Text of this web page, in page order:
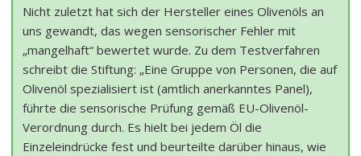
Nicht zuletzt hat sich der Hersteller eines Olivenöls an
uns gewandt, das wegen sensorischer Fehler mit
„mangelhaft“ bewertet wurde. Zu dem Testverfahren
schreibt die Stiftung: „Eine Gruppe von Personen, die auf
Olivenöl spezialisiert ist (amtlich anerkanntes Panel),
führte die sensorische Prüfung gemäß EU-Olivenöl-
Verordnung durch. Es hielt bei jedem Öl die
Einzeleindrücke fest und beurteilte darüber hinaus, wie